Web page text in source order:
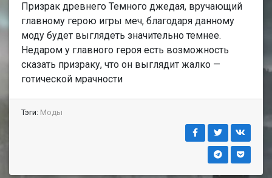
Призрак древнего Темного джедая, вручающий
главному герою игры меч, благодаря данному
моду будет выглядеть значительно темнее.
Недаром у главного героя есть возможность
сказать призраку, что он выглядит жалко —
готической мрачности
Тэги: Моды